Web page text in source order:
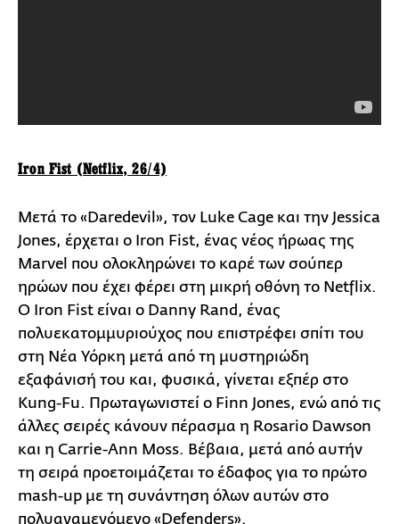
Iron Fist (Netflix, 26/4)
Μετά το «Daredevil», τον Luke Cage και την Jessica
Jones, έρχεται ο Iron Fist, ένας νέος ήρωας της
Marvel που ολοκληρώνει το καρέ των σούπερ
ηρώων που έχει φέρει στη μικρή οθόνη το Netflix.
Ο Iron Fist είναι ο Danny Rand, ένας
πολυεκατομμυριούχος που επιστρέφει σπίτι του
στη Νέα Υόρκη μετά από τη μυστηριώδη
εξαφάνισή του και, φυσικά, γίνεται εξπέρ στο
Κung-Fu. Πρωταγωνιστεί ο Finn Jones, ενώ από τις
άλλες σειρές κάνουν πέρασμα η Rosario Dawson
και η Carrie-Ann Moss. Βέβαια, μετά από αυτήν
τη σειρά προετοιμάζεται το έδαφος για το πρώτο
mash-up με τη συνάντηση όλων αυτών στο
πολυαναμενόμενο «Defenders».